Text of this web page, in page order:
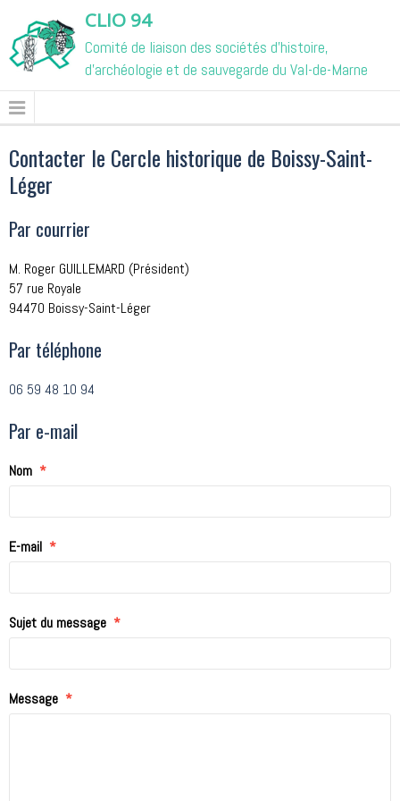
CLIO 94
Comité de liaison des sociétés d'histoire,
d'archéologie et de sauvegarde du Val-de-Marne
Contacter le Cercle historique de Boissy-Saint-
Léger
Par courrier
M. Roger GUILLEMARD (Président)
57 rue Royale
94470 Boissy-Saint-Léger
Par téléphone
06 59 48 10 94
Par e-mail
Nom
E-mail
Sujet du message
Message